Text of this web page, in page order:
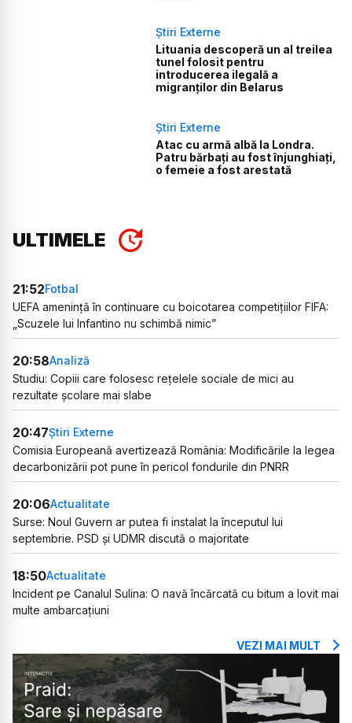
Știri Externe
Lituania descoperă un al treilea
tunel folosit pentru
introducerea ilegală a
migranților din Belarus
Știri Externe
Atac cu armă albă la Londra.
Patru bărbați au fost înjunghiați,
o femeie a fost arestată
ULTIMELE
21:52Fotbal
UEFA amenință în continuare cu boicotarea competițiilor FIFA:
„Scuzele lui Infantino nu schimbă nimic”
20:58Analiză
Studiu: Copiii care folosesc rețelele sociale de mici au
rezultate școlare mai slabe
20:47Știri Externe
Comisia Europeană avertizează România: Modificările la legea
decarbonizării pot pune în pericol fondurile din PNRR
20:06Actualitate
Surse: Noul Guvern ar putea fi instalat la începutul lui
septembrie. PSD și UDMR discută o majoritate
18:50Actualitate
Incident pe Canalul Sulina: O navă încărcată cu bitum a lovit mai
multe ambarcațiuni
VEZI MAI MULT